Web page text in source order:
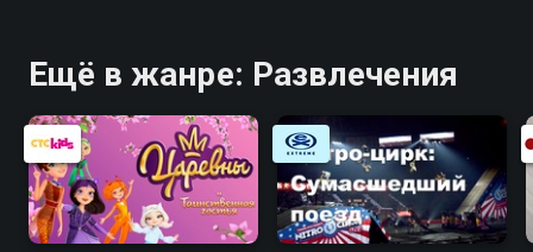
Ещё в жанре: Развлечения